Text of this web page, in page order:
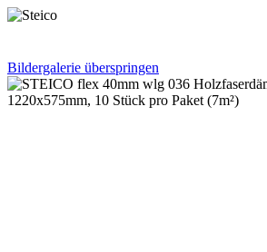
Bildergalerie überspringen